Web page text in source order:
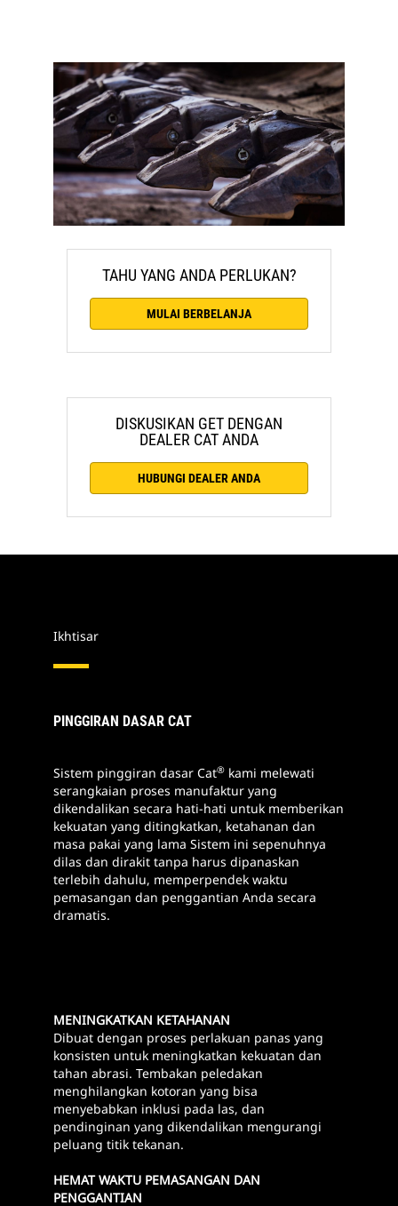
TAHU YANG ANDA PERLUKAN?
MULAI BERBELANJA
DISKUSIKAN GET DENGAN
DEALER CAT ANDA
HUBUNGI DEALER ANDA
Ikhtisar
PINGGIRAN DASAR CAT
Sistem pinggiran dasar Cat® kami melewati
serangkaian proses manufaktur yang
dikendalikan secara hati-hati untuk memberikan
kekuatan yang ditingkatkan, ketahanan dan
masa pakai yang lama Sistem ini sepenuhnya
dilas dan dirakit tanpa harus dipanaskan
terlebih dahulu, memperpendek waktu
pemasangan dan penggantian Anda secara
dramatis.
MENINGKATKAN KETAHANAN
Dibuat dengan proses perlakuan panas yang
konsisten untuk meningkatkan kekuatan dan
tahan abrasi. Tembakan peledakan
menghilangkan kotoran yang bisa
menyebabkan inklusi pada las, dan
pendinginan yang dikendalikan mengurangi
peluang titik tekanan.
HEMAT WAKTU PEMASANGAN DAN
PENGGANTIAN